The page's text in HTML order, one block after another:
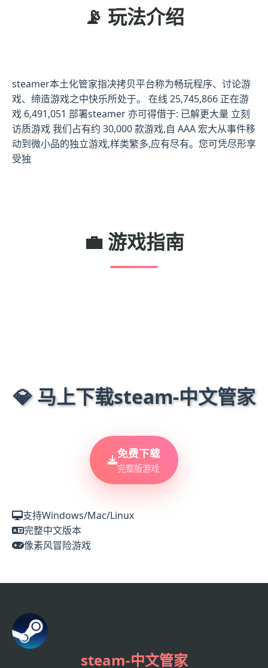
📡 玩法介绍
steamer本土化管家指决拷贝平台称为畅玩程序、讨论游
戏、缔造游戏之中快乐所处于。 在线 25,745,866 正在游
戏 6,491,051 部署steamer 亦可得借于: 已解更大量 立刻
访质游戏 我们占有约 30,000 款游戏,自 AAA 宏大从事件移
动到微小品的独立游戏,样类繁多,应有尽有。您可凭尽形享
受独
💼 游戏指南
💎 马上下载steam-中文管家
免费下载
完整版游戏
支持Windows/Mac/Linux
完整中文版本
像素风冒险游戏
steam-中文管家